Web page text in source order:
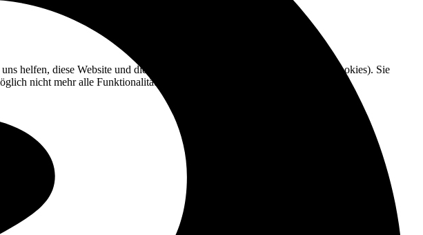
helfen, diese Website und die Nutzererfahrung zu verbessern (Tracking Cookies). Sie
nicht mehr alle Funktionalitäten der Seite zur Verfügung stehen.